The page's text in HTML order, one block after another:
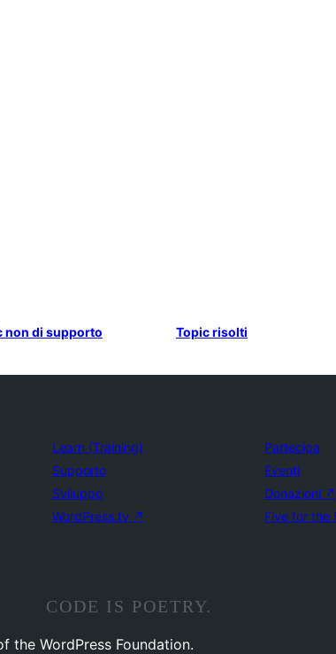
non di supporto Topic risolti
Learn (Training)
Supporto
Sviluppo
WordPress.tv ↗
Partecipa
Eventi
Donazioni ↗
Five for the
CODE IS POETRY.
the WordPress Foundation.